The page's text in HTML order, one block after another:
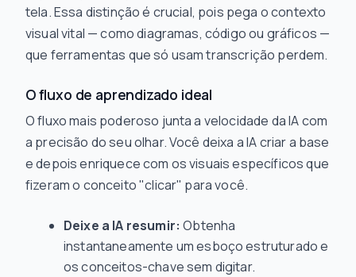
tela. Essa distinção é crucial, pois pega o contexto
visual vital — como diagramas, código ou gráficos —
que ferramentas que só usam transcrição perdem.
O fluxo de aprendizado ideal
O fluxo mais poderoso junta a velocidade da IA com
a precisão do seu olhar. Você deixa a IA criar a base
e depois enriquece com os visuais específicos que
fizeram o conceito "clicar" paravocê.
Deixe a IA resumir: Obtenha
instantaneamente um esboço estruturado e
os conceitos-chave sem digitar.